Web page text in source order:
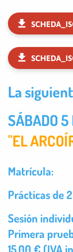
La
SÁBADO
"EL
Matrícula:
Prácticas de
Sesión
Primera
15,00 € (IVA